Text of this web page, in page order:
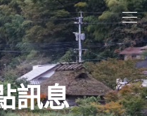
訊息